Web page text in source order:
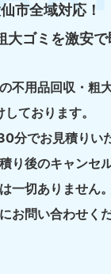
市全域対応！
大ゴミを激安で
不用品回収・粗
しております。
分でお見積りい
り後のキャンセ
一切ありません。
お問い合わせくだ